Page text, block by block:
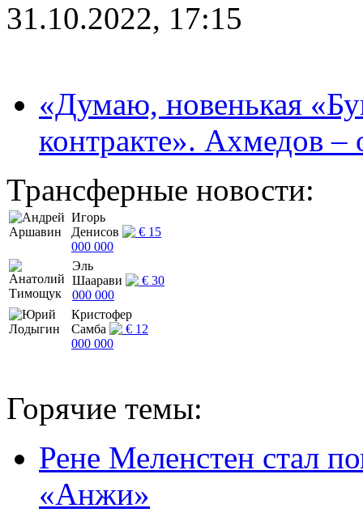
31.10.2022, 17:15
«Думаю, новенькая
контракте». Ахмедов
Трансферные новости:
Игорь
Денисов
€ 15
000 000
Эль
Шаарави
€ 30
000 000
Кристофер
Самба
€ 12
000 000
Горячие темы:
Рене Меленстен стал
«Анжи»